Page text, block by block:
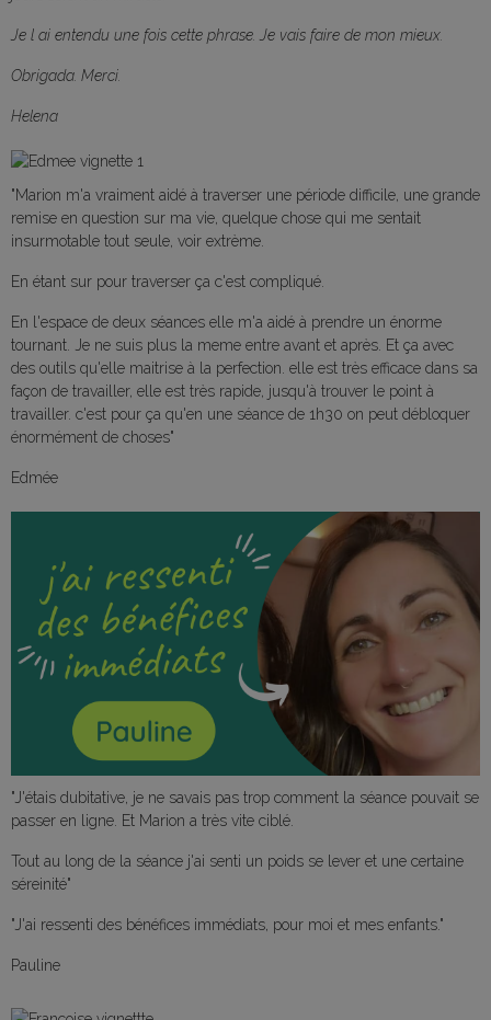
Je l ai entendu une fois cette phrase. Je vais faire de mon mieux.
Obrigada. Merci.
Helena
"Marion m'a vraiment aidé à traverser une période difficile, une grande
remise en question sur ma vie, quelque chose qui me sentait
insurmotable tout seule, voir extrème.
En étant sur pour traverser ça c'est compliqué.
En l'espace de deux séances elle m'a aidé à prendre un énorme
tournant. Je ne suis plus la meme entre avant et après. Et ça avec
des outils qu'elle maitrise à la perfection. elle est très efficace dans sa
façon de travailler, elle est très rapide, jusqu'à trouver le point à
travailler. c'est pour ça qu'en une séance de 1h30 on peut débloquer
énormément de choses"
Edmée
"J'étais dubitative, je ne savais pas trop comment la séance pouvait se
passer en ligne. Et Marion a très vite ciblé.
Tout au long de la séance j'ai senti un poids se lever et une certaine
séreinité"
"J'ai ressenti des bénéfices immédiats, pour moi et mes enfants."
Pauline